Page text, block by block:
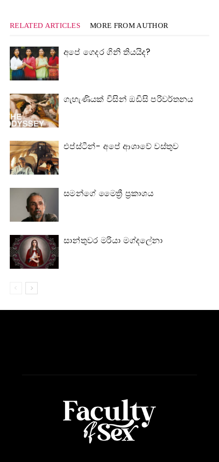
RELATED ARTICLES MORE FROM AUTHOR
අපේ ගෙදර ගිනි තියයිද?
ගැහැණියක් විසින් ඔඩිසි පරිවර්තනය
එප්ස්ටීන්- අපේ ආශාවේ වස්තුව
සමන්ගේ මෛත්‍රී ප්‍රකාශය
සාන්තුවර මරියා මග්දලේනා